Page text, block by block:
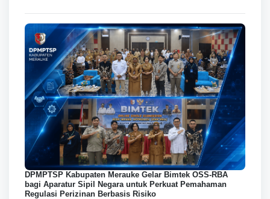
DPMPTSP Kabupaten Merauke Gelar Bimtek OSS-RBA
bagi Aparatur Sipil Negara untuk Perkuat Pemahaman
Regulasi Perizinan Berbasis Risiko